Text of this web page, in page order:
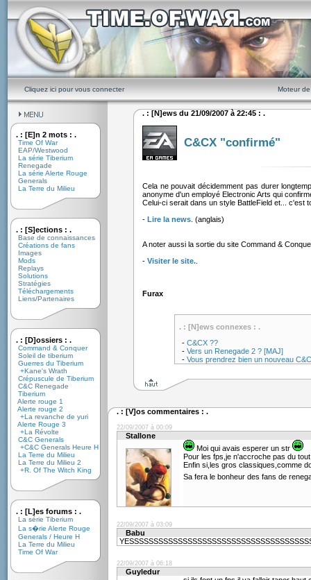
Cliquez ici pour vous connecter Moteur
. : [E]n 2 mots : .
Time Of War
EAP/Westwood
La série Tiberium
Renegade
La série Alerte Rouge
Generals
La Terre du Milieu
. : [S]ections : .
Base de connaissances
Créations de fans
Images
Mods
Replays
Solutions
Stratégies
Téléchargements
Liens/Partenaires
. : [D]ossiers : .
Command & Conquer
Soleil de tiberium
Guerres du Tiberium
+Kane's Wrath
Crépuscule de Tiberium
C&C Renegade
Tiberium
Alerte rouge 1
Alerte rouge 2
+La revanche de yuri
Alerte Rouge 3
+La Révolte
C&C Generals
+C&C Generals Heure H
La Terre du Milieu
La Terre du Milieu 2
+R. Of The Witch King
. : [L]es forums : .
La série Tiberium
La s�rie Alerte Rouge
Generals / Heure H
La Terre du Milieu
Time Of War
. : [N]ews du 21/09/2007 à 22:45 : .
C&CX "confirmé"
Cela ne pouvait décidemment pas durer
anonyme d'un employé Electronic Arts qui
Celui-ci serait dans un style BattleField et... c'est
- Lire la news . (anglais)
A noter aussi la sortie du site Command &
- Visiter le site.
Furax
. : [N]ews connexes : .
- C&CX ??
- Vers un Renegade 2 ? [MAJ]
- Vous prendrez bien un nouveau
. : [V]os commentaires : .
22/09/2007 à 00:09
Stallone
Moi qui avais esperer un str
Pour les fps,je n'accroche pas du
Enfin si,les gros classiques,comme
Sa fera le bonheur des fans de
22/09/2007 à 03:09
Babu
22/09/2007 à 06:18
Guyledur